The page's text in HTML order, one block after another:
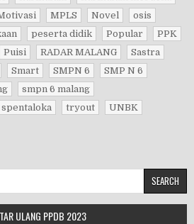
MPLS Novel
osis
peserta didik Popular
PPK
Puisi RADAR MALANG
Sastra
Smart SMPN 6
SMP N 6
smpn 6 malang
spentaloka tryout
UNBK
ULANG PPDB 2023